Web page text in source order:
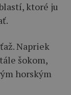
ktoré ju
Napriek
šokom,
horským